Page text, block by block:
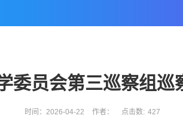
委员会第三巡察组巡
时间：2026-04-22 作者： 点击数: 427